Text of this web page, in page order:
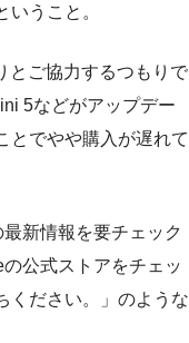
いうこと。
とご協力するつもりで
5などがアップデー
とでやや購入が遅れて
新情報を要チェック
公式ストアをチェッ
ください。」のような